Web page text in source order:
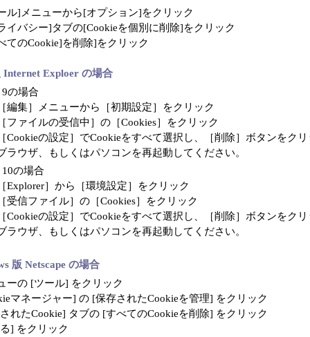
ル]メニューから[オプション]をクリック
イバシー]タブの[Cookieを個別に削除]をクリック
てのCookie]を削除]をクリック
Internet Exploer の場合
9の場合
編集］メニューから［初期設定］をクリック
ファイルの受信中］の［Cookies］をクリック
Cookieの設定］でCookieをすべて選択し、［削除］ボタンをクリ
ラウザ、もしくはパソコンを再起動してください。
10の場合
Explorer］から［環境設定］をクリック
受信ファイル］の［Cookies］をクリック
Cookieの設定］でCookieをすべて選択し、［削除］ボタンをクリ
ラウザ、もしくはパソコンを再起動してください。
版 Netscape の場合
ーの [ツール] をクリック
マネージャー] の [保存されたCookieを管理] をクリック
れたCookie] タブの [すべてのCookieを削除] をクリック
] をクリック